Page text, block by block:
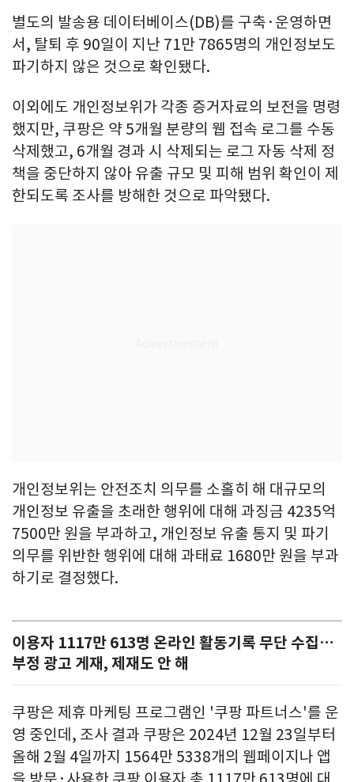
별도의 발송용 데이터베이스(DB)를 구축·운영하면
서, 탈퇴 후 90일이 지난 71만 7865명의 개인정보도
파기하지 않은 것으로 확인됐다.
이외에도 개인정보위가 각종 증거자료의 보전을 명령
했지만, 쿠팡은 약 5개월 분량의 웹 접속 로그를 수동
삭제했고, 6개월 경과 시 삭제되는 로그 자동 삭제 정
책을 중단하지 않아 유출 규모 및 피해 범위 확인이 제
한되도록 조사를 방해한 것으로 파악됐다.
개인정보위는 안전조치 의무를 소홀히 해 대규모의
개인정보 유출을 초래한 행위에 대해 과징금 4235억
7500만 원을 부과하고, 개인정보 유출 통지 및 파기
의무를 위반한 행위에 대해 과태료 1680만 원을 부과
하기로 결정했다.
이용자 1117만 613명 온라인 활동기록 무단 수집…
부정 광고 게재, 제재도 안 해
쿠팡은 제휴 마케팅 프로그램인 '쿠팡 파트너스'를 운
영 중인데, 조사 결과 쿠팡은 2024년 12월 23일부터
올해 2월 4일까지 1564만 5338개의 웹페이지나 앱